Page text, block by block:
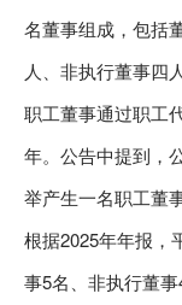
名董事组成，包括
人、非执行董事四
职工董事通过职工
年。公告中提到，
举产生一名职工董事
根据2025年年报，
事5名、非执行董